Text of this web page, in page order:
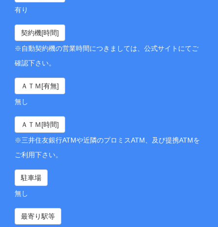
有り
契約機[時間]
※自動契約機の営業時間につきましては、公式サイトにてご
確認下さい。
ＡＴＭ[有無]
無し
ＡＴＭ[時間]
※三井住友銀行ATMや近隣のプロミスATM、及び提携ATMを
ご利用下さい。
駐車場
無し
最寄り駅等